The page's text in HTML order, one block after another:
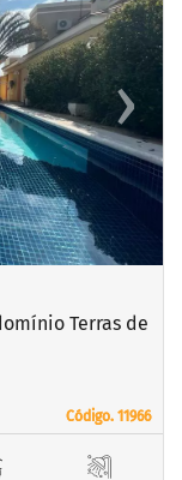
›Next
Código. 11966
Código. 11966
Terras de